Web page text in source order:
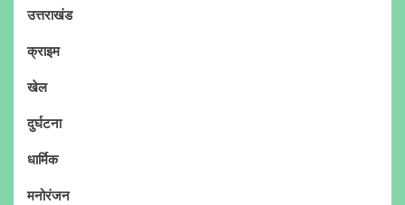
उत्तराखंड
क्राइम
खेल
दुर्घटना
धार्मिक
मनोरंजन